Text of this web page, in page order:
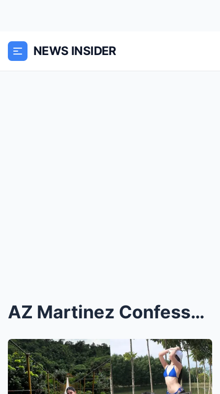
NEWS INSIDER
AZ Martinez Confesses Heartbreaking Split with Lar...